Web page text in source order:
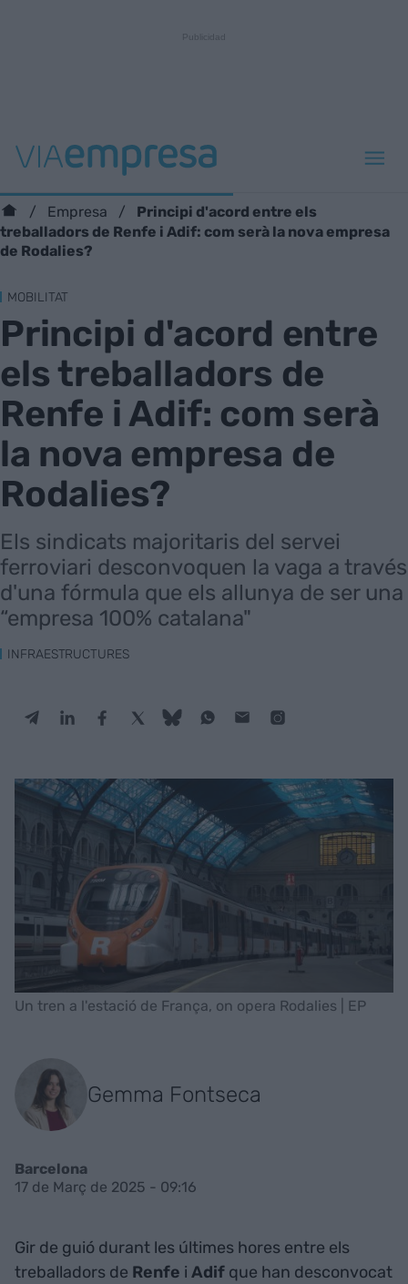
Empresa
Principi d'acord entre els
treballadors de Renfe i Adif: com serà la nova empresa
de Rodalies?
MOBILITAT
Principi d'acord entre
els treballadors de
Renfe i Adif: com serà
la nova empresa de
Rodalies?
Els sindicats majoritaris del servei
ferroviari desconvoquen la vaga a través
d'una fórmula que els allunya de ser una
“empresa 100% catalana"
INFRAESTRUCTURES
Un tren a l'estació de França, on opera Rodalies | EP
Gemma Fontseca
Barcelona
17 de Març de 2025 - 09:16
Gir de guió durant les últimes hores entre els
treballadors de Renfe i Adif que han desconvocat